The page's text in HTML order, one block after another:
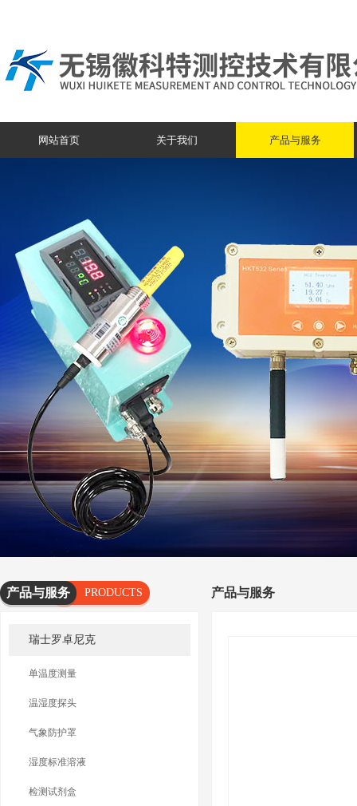
网站首页 关于我们 产品与服务
产品与服务
PRODUCTS
SERVICES
瑞士罗卓尼克
单温度测量
温湿度探头
气象防护罩
湿度标准溶液
检测试剂盒
产品与服务